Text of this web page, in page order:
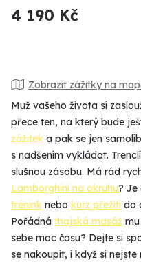
4 190 Kč
Zobrazit zážitky na
Muž vašeho života si
přece ten, na který bude
zážitek a pak se jen
s nadšením vykládat.
slušnou zásobu. Má rád
Lamborghini na okruhu? Je
trénink nebo kurz přežití do
Pořádná thajská masáž
sebe moc času? Dejte si
se nakoupit, i když si